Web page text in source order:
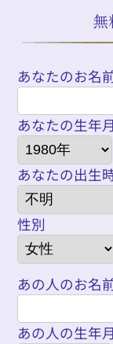
あなたのお名
あなたの生年
あなたの出生
性別
あの人のお名
あの人の生年